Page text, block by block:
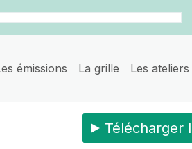
émissions La grille Les ateliers
Télécharger